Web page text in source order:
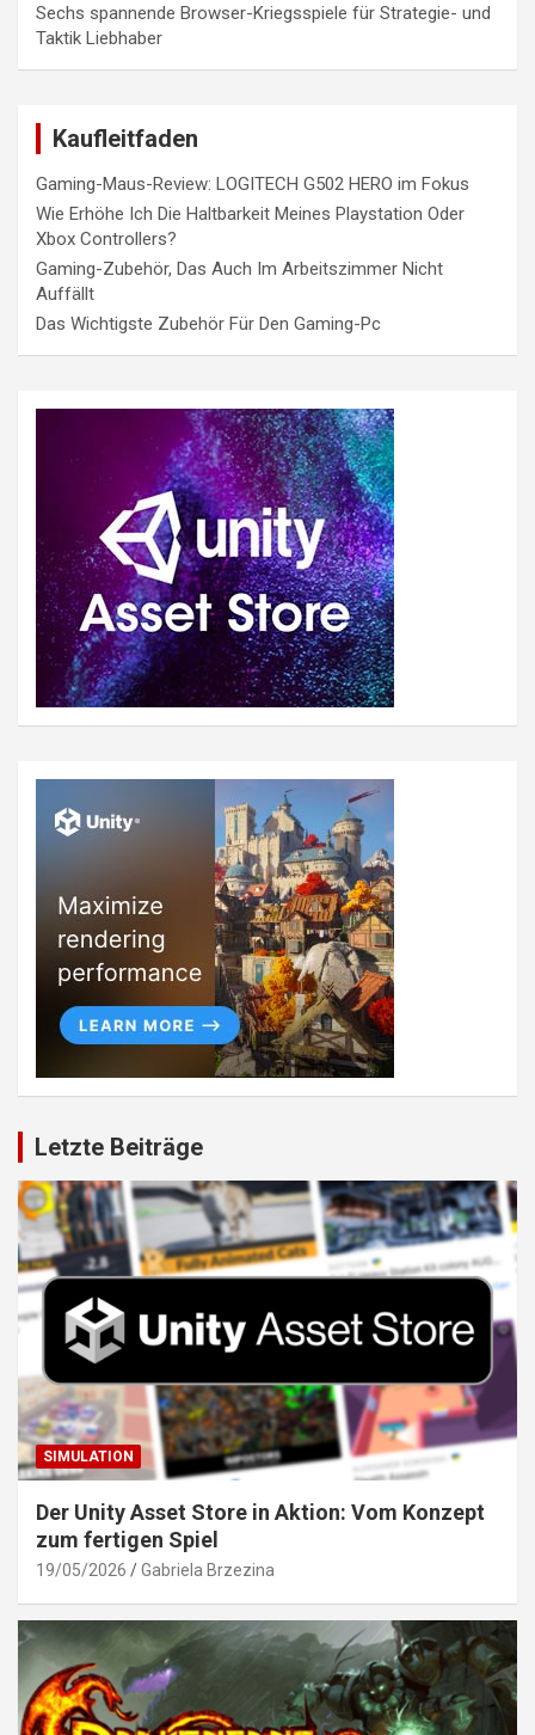
Sechs spannende Browser-Kriegsspiele für Strategie- und
Taktik Liebhaber
Kaufleitfaden
Gaming-Maus-Review: LOGITECH G502 HERO im Fokus
Wie Erhöhe Ich Die Haltbarkeit Meines Playstation Oder
Xbox Controllers?
Gaming-Zubehör, Das Auch Im Arbeitszimmer Nicht
Auffällt
Das Wichtigste Zubehör Für Den Gaming-Pc
Letzte Beiträge
SIMULATION
Der Unity Asset Store in Aktion: Vom Konzept
zum fertigen Spiel
19/05/2026 Gabriela Brzezina